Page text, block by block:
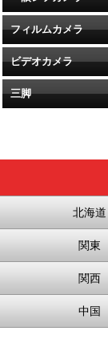
フィルムカメラ
ビデオカメラ
三脚
北海道
関東
関西
中国